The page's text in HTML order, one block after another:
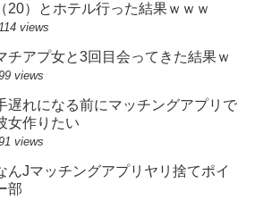
（20）とホテル行った結果ｗｗｗ
views
チアプ女と3回目会ってきた結果ｗ
views
遅れになる前にマッチングアプリで
女作りたい
views
んJマッチングアプリヤリ捨てポイ
部